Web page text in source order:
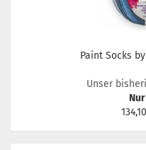
Paint Socks
Unser
Nur